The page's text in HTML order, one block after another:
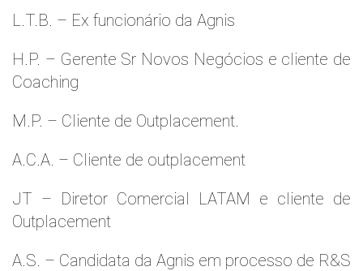
L.T.B. – Ex funcionário da Agnis
H.P. – Gerente Sr Novos Negócios e cliente de
Coaching
M.P. – Cliente de Outplacement.
A.C.A. – Cliente de outplacement
JT – Diretor Comercial LATAM e cliente de
Outplacement
A.S. – Candidata da Agnis em processo de R&S